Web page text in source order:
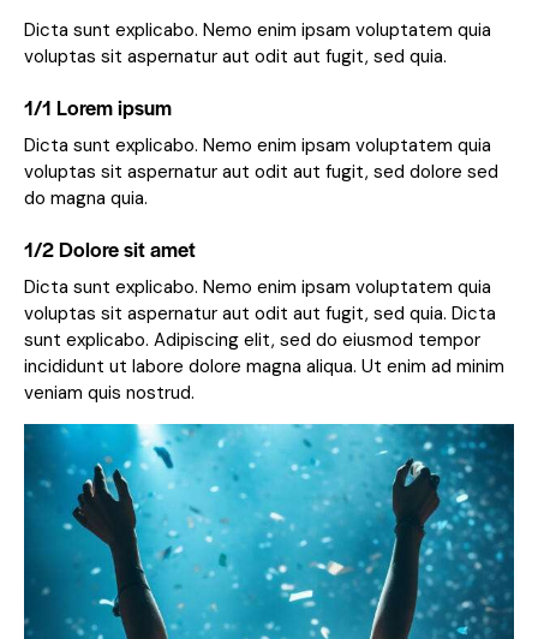
Dicta sunt explicabo. Nemo enim ipsam voluptatem quia
voluptas sit aspernatur aut odit aut fugit, sed quia.
1/1 Lorem ipsum
Dicta sunt explicabo. Nemo enim ipsam voluptatem quia
voluptas sit aspernatur aut odit aut fugit, sed dolore sed
do magna quia.
1/2 Dolore sit amet
Dicta sunt explicabo. Nemo enim ipsam voluptatem quia
voluptas sit aspernatur aut odit aut fugit, sed quia. Dicta
sunt explicabo. Adipiscing elit, sed do eiusmod tempor
incididunt ut labore dolore magna aliqua. Ut enim ad minim
veniam quis nostrud.